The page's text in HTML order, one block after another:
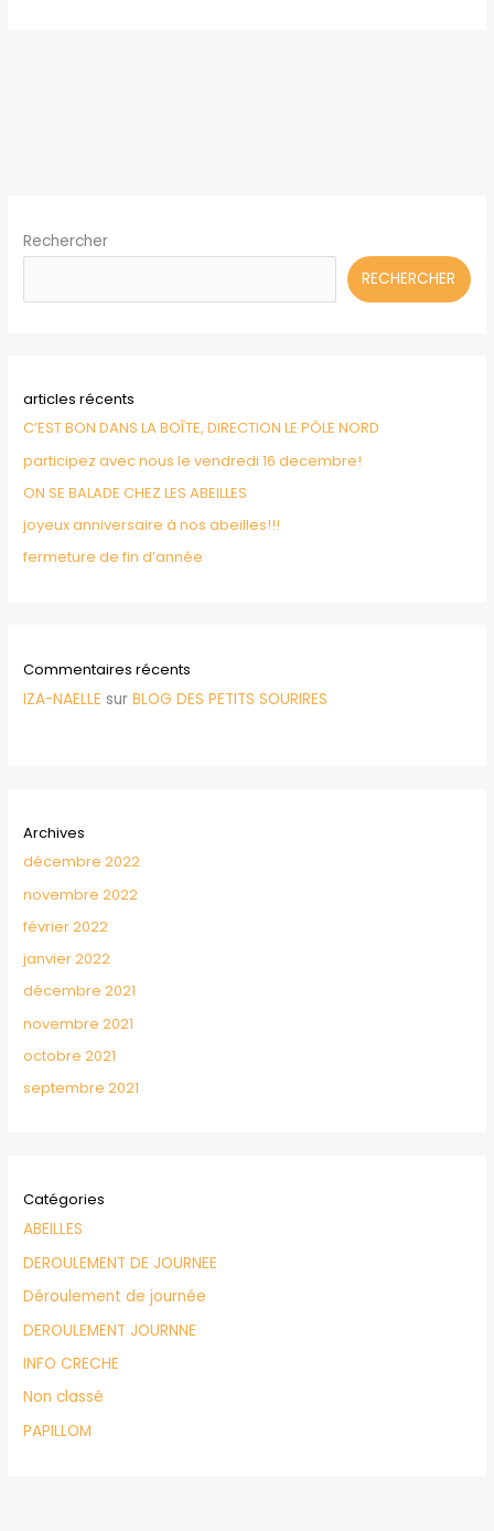
Rechercher
RECHERCHER
articles récents
C’EST BON DANS LA BOÎTE, DIRECTION LE PÔLE NORD
participez avec nous le vendredi 16 decembre!
ON SE BALADE CHEZ LES ABEILLES
joyeux anniversaire à nos abeilles!!!
fermeture de fin d’année
Commentaires récents
IZA-NAELLE surBLOG DES PETITS SOURIRES
Archives
décembre 2022
novembre 2022
février 2022
janvier 2022
décembre 2021
novembre 2021
octobre 2021
septembre 2021
Catégories
ABEILLES
DEROULEMENT DE JOURNEE
Déroulement de journée
DEROULEMENT JOURNNE
INFO CRECHE
Non classé
PAPILLOM